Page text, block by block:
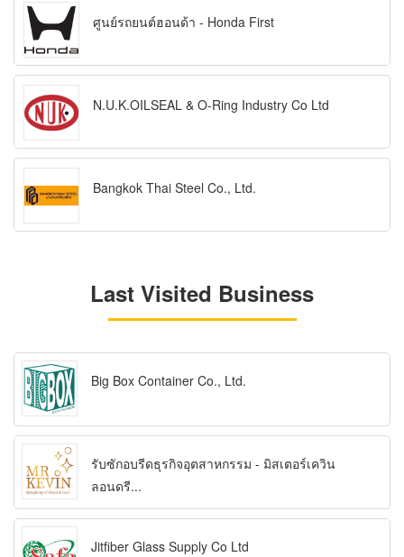
ศูนย์รถยนต์ฮอนด้า - Honda First
N.U.K.OILSEAL & O-Ring Industry Co Ltd
Bangkok Thai Steel Co., Ltd.
Last Visited Business
Big Box Container Co., Ltd.
รับซักอบรีดธุรกิจอุตสาหกรรม - มิสเตอร์เควิน
ลอนดรี...
Jitfiber Glass Supply Co Ltd